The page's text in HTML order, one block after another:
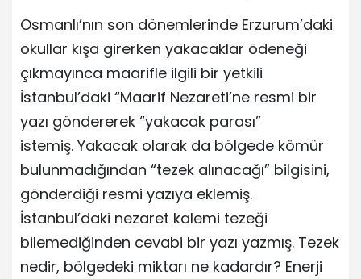
Osmanlı’nın son dönemlerinde Erzurum’daki
okullar kışa girerken yakacaklar ödeneği
çıkmayınca maarifle ilgili bir yetkili
İstanbul’daki “Maarif Nezareti’ne resmi bir
yazı göndererek “yakacak parası”
istemiş. Yakacak olarak da bölgede kömür
bulunmadığından “tezek alınacağı” bilgisini,
gönderdiği resmi yazıya eklemiş.
İstanbul’daki nezaret kalemi tezeği
bilemediğinden cevabi bir yazı yazmış. Tezek
nedir, bölgedeki miktarı ne kadardır? Enerji